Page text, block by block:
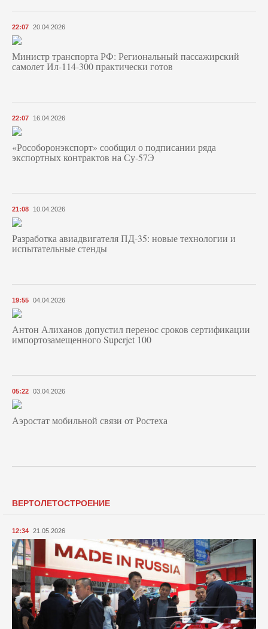
22:07 20.04.2026
Министр транспорта РФ: Региональный пассажирский
самолет Ил-114-300 практически готов
22:07 16.04.2026
«Рособоронэкспорт» сообщил о подписании ряда
экспортных контрактов на Су-57Э
21:08 10.04.2026
Разработка авиадвигателя ПД-35: новые технологии и
испытательные стенды
19:55 04.04.2026
Антон Алиханов допустил перенос сроков сертификации
импортозамещенного Superjet 100
05:22 03.04.2026
Аэростат мобильной связи от Ростеха
ВЕРТОЛЕТОСТРОЕНИЕ
12:34 21.05.2026